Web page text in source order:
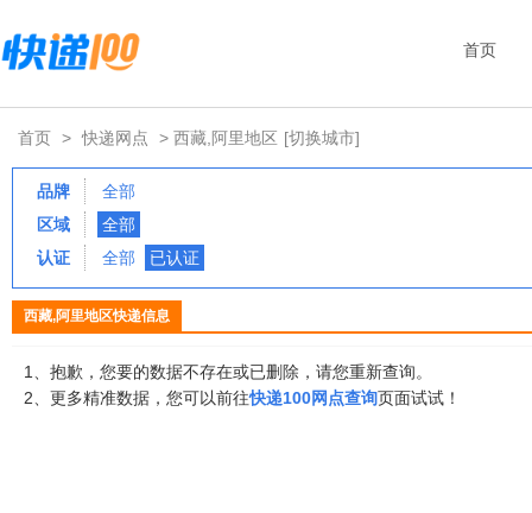
首页
首页 > 快递网点 > 西藏,阿里地区 [切换城市]
品牌
全部
区域
全部
认证
全部 已认证
西藏,阿里地区快递信息
1、抱歉，您要的数据不存在或已删除，请您重新查询。
2、更多精准数据，您可以前往快递100网点查询页面试试！